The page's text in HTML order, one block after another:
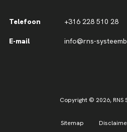
Telefoon +316 228 510 28
E-mail info@rns-
Copyright © 2026,
Sitemap